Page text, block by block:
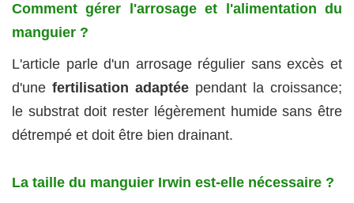
Comment gérer l'arrosage et l'alimentation du
manguier ?
L'article parle d'un arrosage régulier sans excès et
d'une fertilisation adaptée pendant la croissance;
le substrat doit rester légèrement humide sans être
détrempé et doit être bien drainant.
La taille du manguier Irwin est-elle nécessaire ?